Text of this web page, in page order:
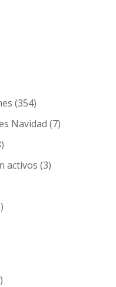
(354)
Navidad (7)
activos (3)